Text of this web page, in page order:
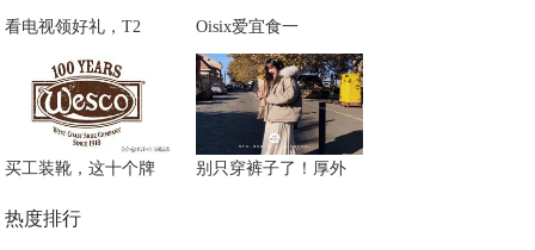
看电视领好礼，T2 Oisix爱宜食一
买工装靴，这十个牌 别只穿裤子了！厚外
热度排行